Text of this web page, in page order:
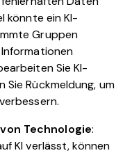
könnte ein KI-
Gruppen
Sie KI-
Sie Rückmeldung, um
Technologie:
KI verlässt, können